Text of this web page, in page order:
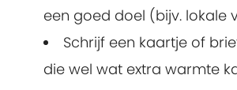
een goed doel (bijv. lokale
Schrijf een kaartje of
die wel wat extra warmte